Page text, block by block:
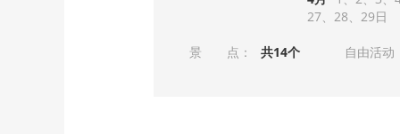
27
28 29
景 点： 共14个 自由活动